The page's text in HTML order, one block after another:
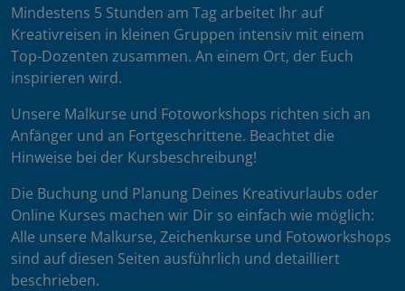
Mindestens 5 Stunden am Tag arbeitet Ihr auf
Kreativreisen in kleinen Gruppen intensiv mit einem
Top-Dozenten zusammen. An einem Ort, der Euch
inspirieren wird.
Unsere Malkurse und Fotoworkshops richten sich an
Anfänger und an Fortgeschrittene. Beachtet die
Hinweise bei der Kursbeschreibung!
Die Buchung und Planung Deines Kreativurlaubs oder
Online Kurses machen wir Dir so einfach wie möglich:
Alle unsere Malkurse, Zeichenkurse und Fotoworkshops
sind auf diesen Seiten ausführlich und detailliert
beschrieben.